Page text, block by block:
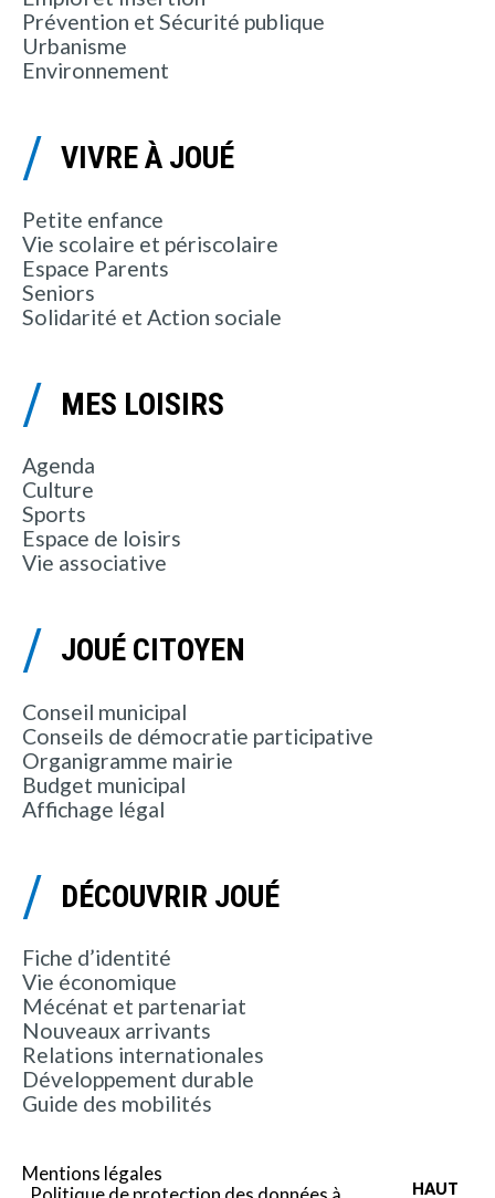
Prévention et Sécurité publique
Urbanisme
Environnement
VIVRE À JOUÉ
Petite enfance
Vie scolaire et périscolaire
Espace Parents
Seniors
Solidarité et Action sociale
MES LOISIRS
Agenda
Culture
Sports
Espace de loisirs
Vie associative
JOUÉ CITOYEN
Conseil municipal
Conseils de démocratie participative
Organigramme mairie
Budget municipal
Affichage légal
DÉCOUVRIR JOUÉ
Fiche d’identité
Vie économique
Mécénat et partenariat
Nouveaux arrivants
Relations internationales
Développement durable
Guide des mobilités
Mentions légales
HAUT